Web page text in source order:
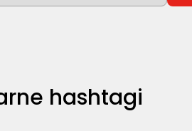
hashtagi